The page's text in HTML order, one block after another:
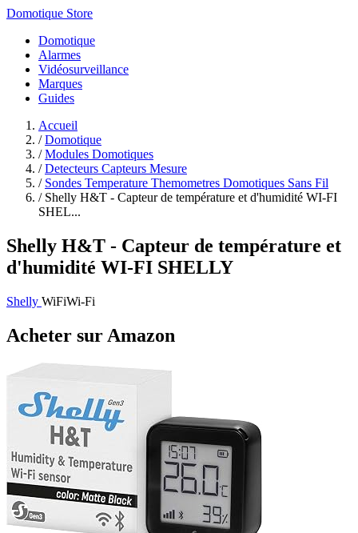
Domotique Store
Domotique
Alarmes
Vidéosurveillance
Marques
Guides
Accueil
/ Domotique
/ Modules Domotiques
/ Detecteurs Capteurs Mesure
/ Sondes Temperature Themometres Domotiques Sans Fil
/ Shelly H&T - Capteur de température et d'humidité WI-FI
SHEL...
Shelly H&T - Capteur de température et
d'humidité WI-FI SHELLY
Shelly WiFiWi-Fi
Acheter sur Amazon